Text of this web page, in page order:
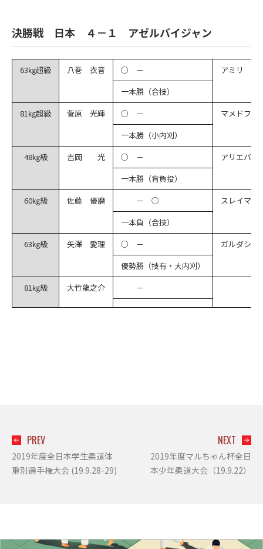
決勝戦 日本 ４－１ アゼルバイジャン
63㎏超級 八巻 衣音 ○ －
アミリ
一本勝（合技）
81㎏超級
菅原 光輝 ○ －
マメドフ
一本勝（小内刈）
48㎏級
吉岡 光 ○ －
アリエバ
一本勝（背負投）
60㎏級
佐藤 優磨 － ○
スレイマノ
一本負（合技）
63㎏級
矢澤 愛理 ○ －
ガルダシャ
優勢勝（技有・大内刈）
81㎏級
大竹龍之介 －
PREV
2019年度全日本学生柔道体
重別選手権大会 (19.9.28-29)
NEXT
2019年度マルちゃん杯全日
本少年柔道大会（19.9.22）